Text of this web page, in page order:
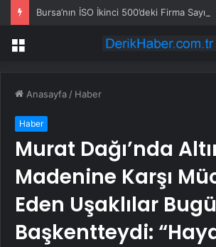
Menü
Anasayfa / Haber
Haber
Murat Dağı’nda
Madenine Karşı
Eden Uşaklılar
Başkentteydi: